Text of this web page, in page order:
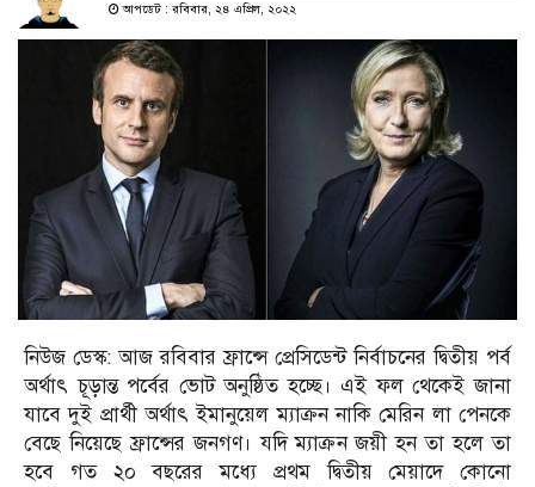
আপডেট : রবিবার, ২৪ এপ্রিল, ২০২২
নিউজ ডেস্ক: আজ রবিবার ফ্রান্সে প্রেসিডেন্ট নির্বাচনের দ্বিতীয় পর্ব
অর্থাৎ চূড়ান্ত পর্বের ভোট অনুষ্ঠিত হচ্ছে। এই ফল থেকেই জানা
যাবে দুই প্রার্থী অর্থাৎ ইমানুয়েল ম্যাক্রন নাকি মেরিন লা পেনকে
বেছে নিয়েছে ফ্রান্সের জনগণ। যদি ম্যাক্রন জয়ী হন তা হলে তা
হবে গত ২০ বছরের মধ্যে প্রথম দ্বিতীয় মেয়াদে কোনো